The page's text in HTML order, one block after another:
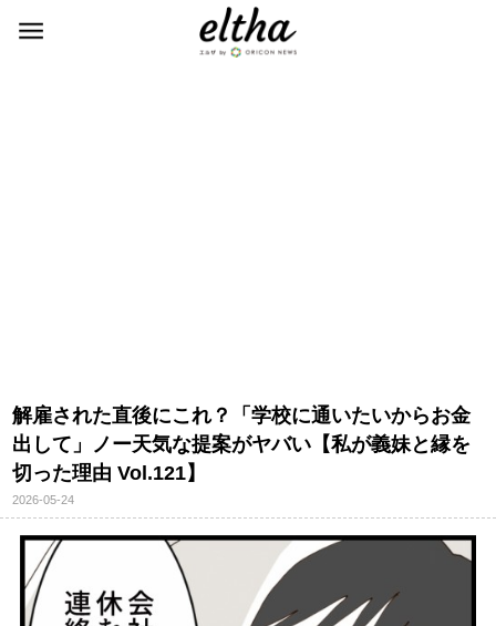
解雇された直後にこれ？「学校に通いたいからお金
出して」ノー天気な提案がヤバい【私が義妹と縁を
切った理由 Vol.121】
2026-05-24